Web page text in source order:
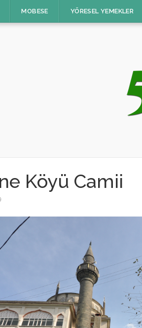
MOBESE YÖRESEL YEMEKLER
Köyü Camii